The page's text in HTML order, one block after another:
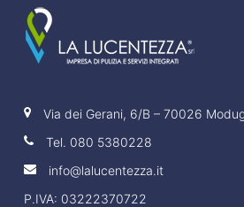
Via dei Gerani, 6/B – 70026
Tel. 080 5380228
info@lalucentezza.it
P.IVA: 03222370722